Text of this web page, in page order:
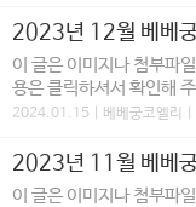
2023년 12월 베베
이 글은 이미지나 첨부파
용은 클릭하셔서 확인해
2024.01.15 | 베베궁코엘리 |
이 글은 이미지나 첨부파